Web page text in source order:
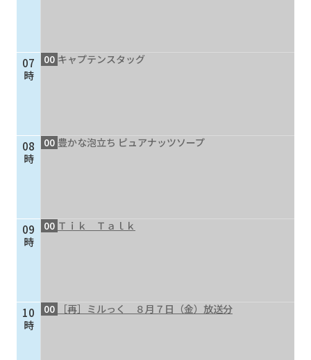
個人情報保護に関する基
本方針
サイトマップ
07
時
08
時
09
時
10
時
00 キャプテンスタッグ
00 豊かな泡立ち ピュアナッツソープ
00 Ｔｉｋ Ｔａｌｋ
00 ［再］ミルっく ８月７日（金）放送分